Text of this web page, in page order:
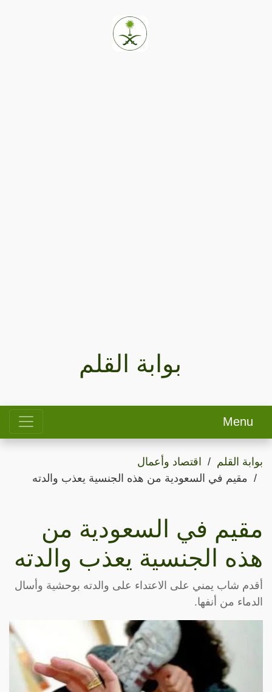
بوابة القلم
Menu
بوابة القلم
اقتصاد وأعمال
مقيم في السعودية من هذه الجنسية يعذب والدته
مقيم في السعودية من
هذه الجنسية يعذب والدته
أقدم شاب يمني على الاعتداء على والدته بوحشية وأسال
الدماء من أنفها.